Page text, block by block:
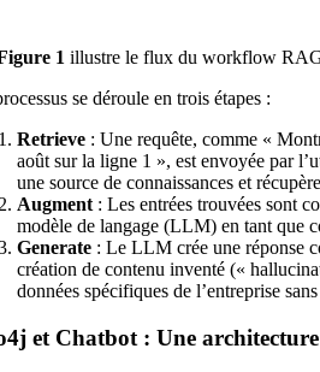
1 illustre le flux du workflow
se déroule en trois étapes :
Retrieve : Une requête, comme «
août sur la ligne 1 », est envoyée par
une source de connaissances et
Augment : Les entrées trouvées sont
modèle de langage (LLM) en tant que
Generate : Le LLM crée une réponse
création de contenu inventé («
données spécifiques de l’entreprise
et Chatbot : Une